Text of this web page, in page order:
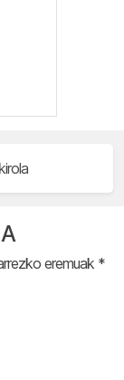
eremuak *